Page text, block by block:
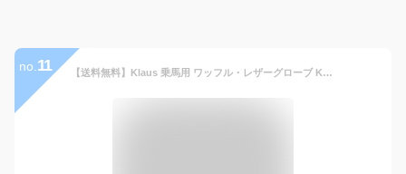
no. 11 【送料無料】Klaus 乗馬用 ワッフル・レザーグローブ KE5 本革（ブラック×キャラメルブラウン） | 本皮 手袋 レザー 黒 茶色 ブラウン グローブ 乗馬手袋 乗馬グローブ 通気性 男女兼用 メンズ レディース ジュニア 男性 女性 子供 ユニセックス 乗馬 馬具 乗馬用品